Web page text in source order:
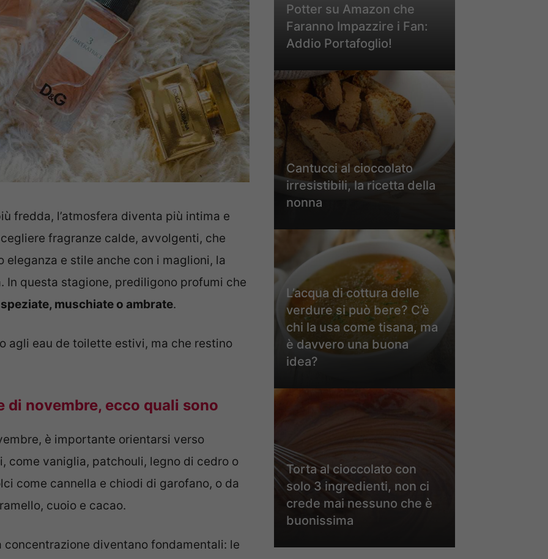
fredda, l’atmosfera diventa più intima e
fragranze calde, avvolgenti, che
e stile anche con i maglioni, la
questa stagione, prediligono profumi che
muschiate o ambrate.
agli eau de toilette estivi, ma che restino
novembre, ecco quali sono
è importante orientarsi verso
come vaniglia, patchouli, legno di cedro o
come cannella e chiodi di garofano, o da
cuoio e cacao.
diventano fondamentali: le
Potter su Amazon che
Faranno Impazzire i Fan:
Addio Portafoglio!
Cantucci al cioccolato
irresistibili, la ricetta della
nonna
L’acqua di cottura delle
verdure si può bere? C’è
chi la usa come tisana, ma
è davvero una buona
idea?
Torta al cioccolato con
solo 3 ingredienti, non ci
crede mai nessuno che è
buonissima